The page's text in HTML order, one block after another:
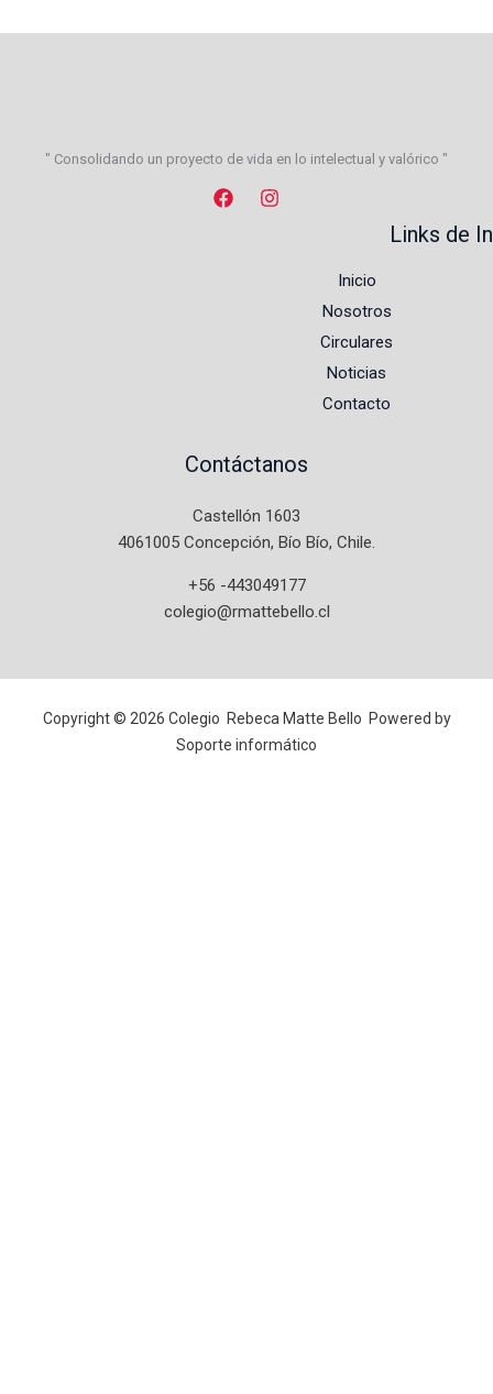
" Consolidando un proyecto de vida en lo intelectual y valórico "
Links de
Inicio
Nosotros
Circulares
Noticias
Contacto
Contáctanos
Castellón 1603
4061005 Concepción, Bío Bío, Chile.
+56 -443049177
colegio@rmattebello.cl
Copyright © 2026 Colegio Rebeca Matte Bello Powered by
Soporte informático